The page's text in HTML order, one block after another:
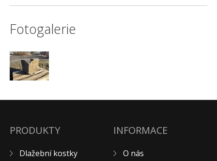
Fotogalerie
PRODUKTY
Dlažební kostky
INFORMACE
O nás